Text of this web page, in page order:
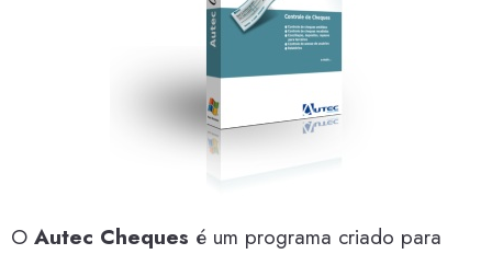
O Autec Cheques é um programa criado para